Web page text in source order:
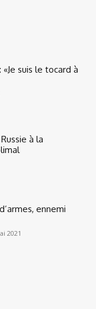
suis le tocard à
à la
ennemi
2021